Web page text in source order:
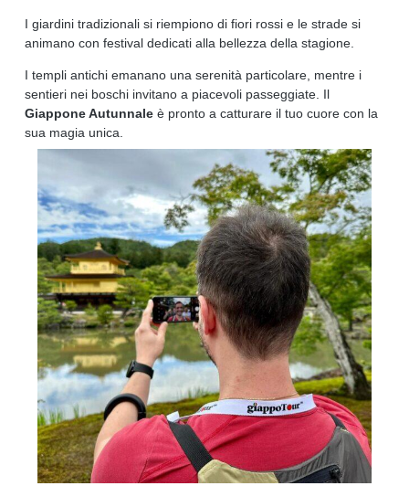
I giardini tradizionali si riempiono di fiori rossi e le strade si
animano con festival dedicati alla bellezza della stagione.
I templi antichi emanano una serenità particolare, mentre i
sentieri nei boschi invitano a piacevoli passeggiate. Il
Giappone Autunnale è pronto a catturare il tuo cuore con la
sua magia unica.